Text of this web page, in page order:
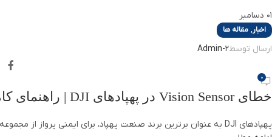
01 دسامبر
اخبار, مقاله ها
ارسال توسطAdmin-2
0
خطای Vision Sensor در پهپادهای DJI | راهنمای کامل رفع ارور و تعمیر تخصصی
پهپادهای DJI به عنوان برترین برند صنعت پهپاد، برای ایمنی پرواز از مجموعه‌ای از سنسورهای پیشرفته دید (Vision Sensor) استفاده می‌کنن...